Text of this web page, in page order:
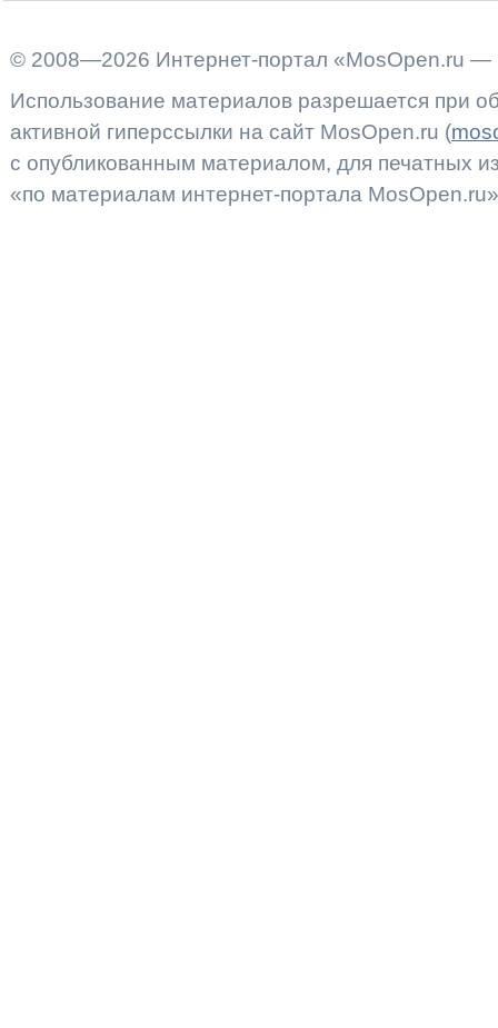
© 2008—2026 Интернет-портал «MosOpen.ru —
Использование материалов разрешается при
активной гиперссылки на сайт MosOpen.ru (
с опубликованным материалом, для печатных
«по материалам интернет-портала